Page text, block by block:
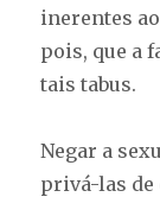
inerentes
pois, que a
tais tabus.
Negar a
privá-las de